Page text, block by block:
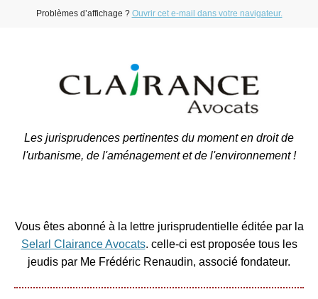
Problèmes d’affichage ? Ouvrir cet e-mail dans votre navigateur.
Les jurisprudences pertinentes du moment en droit de
l'urbanisme, de l'aménagement et de l'environnement !
Vous êtes abonné à la lettre jurisprudentielle éditée par la
Selarl Clairance Avocats. celle-ci est proposée tous les
jeudis par Me Frédéric Renaudin, associé fondateur.